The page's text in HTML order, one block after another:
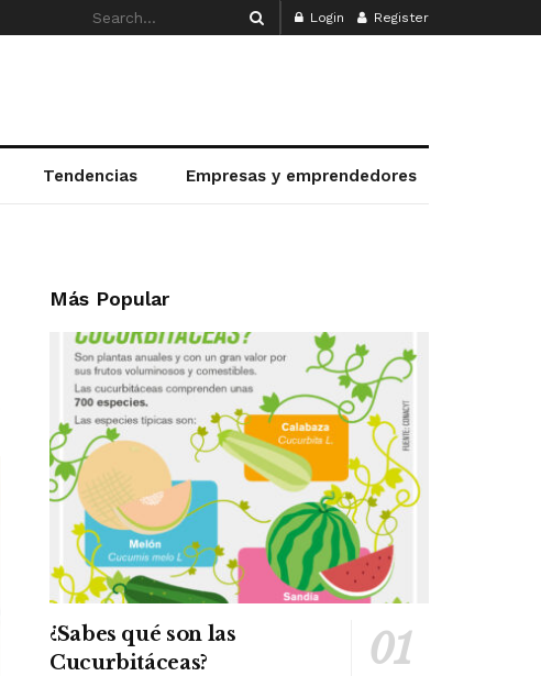
Login Register
Tendencias Empresas y emprendedores
Más Popular
¿Sabes qué son las
Cucurbitáceas?